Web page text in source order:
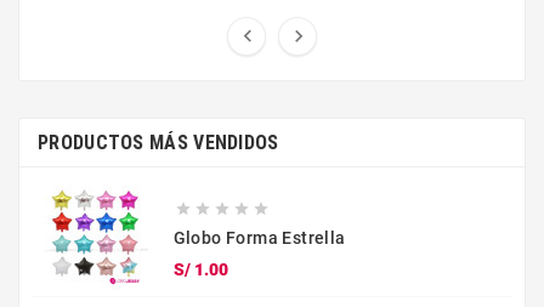
 
PRODUCTOS MÁS VENDIDOS
    
Globo Forma Estrella
S/ 1.00Precio